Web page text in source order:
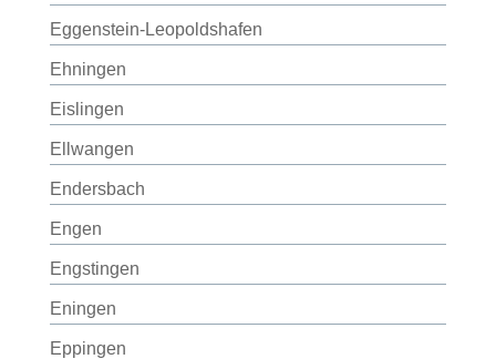
Eggenstein-Leopoldshafen
Ehningen
Eislingen
Ellwangen
Endersbach
Engen
Engstingen
Eningen
Eppingen